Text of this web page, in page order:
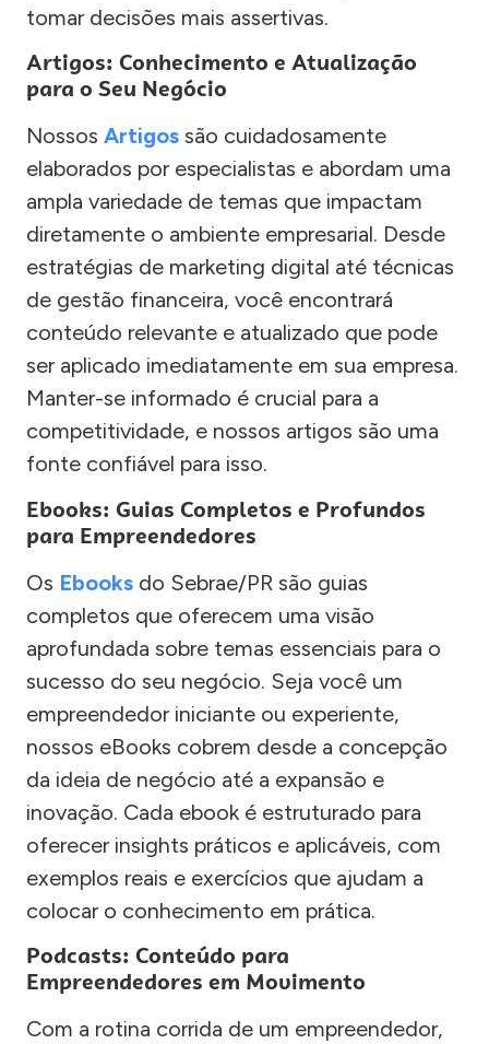
tomar decisões mais assertivas.
Artigos: Conhecimento e Atualização
para o Seu Negócio
Nossos Artigos são cuidadosamente
elaborados por especialistas e abordam uma
ampla variedade de temas que impactam
diretamente o ambiente empresarial. Desde
estratégias de marketing digital até técnicas
de gestão financeira, você encontrará
conteúdo relevante e atualizado que pode
ser aplicado imediatamente em sua empresa.
Manter-se informado é crucial para a
competitividade, e nossos artigos são uma
fonte confiável para isso.
Ebooks: Guias Completos e Profundos
para Empreendedores
Os Ebooks do Sebrae/PR são guias
completos que oferecem uma visão
aprofundada sobre temas essenciais para o
sucesso do seu negócio. Seja você um
empreendedor iniciante ou experiente,
nossos eBooks cobrem desde a concepção
da ideia de negócio até a expansão e
inovação. Cada ebook é estruturado para
oferecer insights práticos e aplicáveis, com
exemplos reais e exercícios que ajudam a
colocar o conhecimento em prática.
Podcasts: Conteúdo para
Empreendedores em Movimento
Com a rotina corrida de um empreendedor,